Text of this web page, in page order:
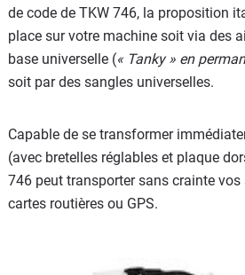
de code de TKW 746, la proposition
place sur votre machine soit via des
base universelle (« Tanky » en
soit par des sangles universelles.
Capable de se transformer
(avec bretelles réglables et plaque
746 peut transporter sans crainte
cartes routières ou GPS.